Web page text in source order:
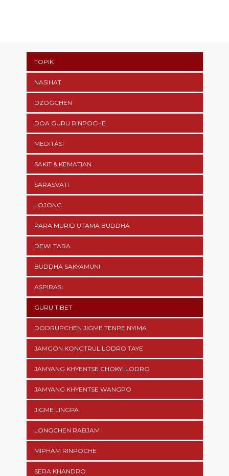
TOPIK
NASIHAT
DZOGCHEN
DOA GURU RINPOCHE
MEDITASI
SAKIT & KEMATIAN
SARASVATI
LOJONG
PARA MURID UTAMA BUDDHA
DEWI TARA
BUDDHA SAKYAMUNI
ASPIRASI
GURU TIBET
DODRUPCHEN JIGME TENPE NYIMA
JAMGON KONGTRUL LODRO TAYE
JAMYANG KHYENTSE CHOKYI LODRO
JAMYANG KHYENTSE WANGPO
JIGME LINGPA
LONGCHEN RABJAM
MIPHAM RINPOCHE
SERA KHANDRO